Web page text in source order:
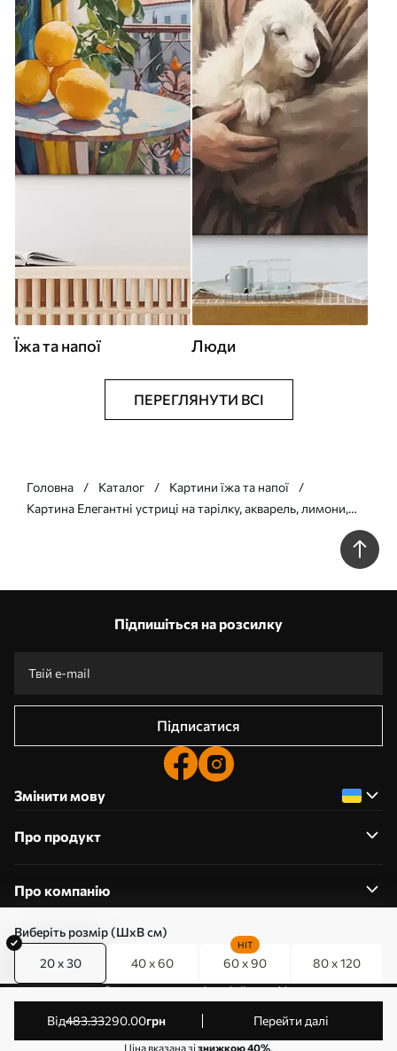
Виберіть розмір (ШхВ см)
20 x 30 40 x 60 60 x 90
HIT
80 x 120
від483.33290.00грн Перейти далі
Ціна вказана зізнижкою 40%.
Їжа та напої Люди
ПЕРЕГЛЯНУТИ ВСІ
Головна Каталог
Картини їжа та напої
Картина Елегантні устриці на тарілку, акварель, лимони,
Підпишіться на розсилку
Підписатися
Змінити мову
Про продукт
Про компанію
0800357223
Редагування дозволів на файли cookie
© 2011-2026 Art-holst. Усі права захищені. Власник:
ТОВ “КЛЄВЄР”. Код ЄДРПОУ: 31780602.